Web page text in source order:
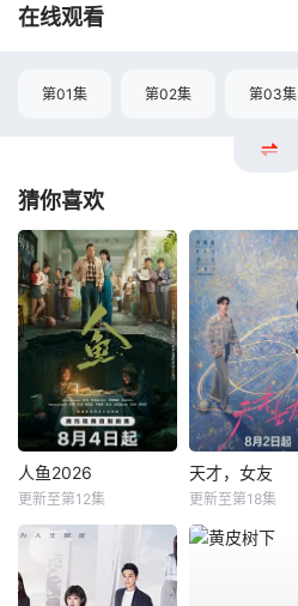
在线观看
第01集 第02集 第03集
猜你喜欢
人鱼2026
更新至第12集
天才，女友
更新至第18集